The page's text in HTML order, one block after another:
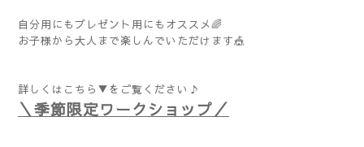
自分用にもプレゼント用にもオススメ🌈
お子様から大人まで楽しんでいただけます🎪
詳しくはこちら▼をご覧ください♪
＼季節限定ワークショップ／